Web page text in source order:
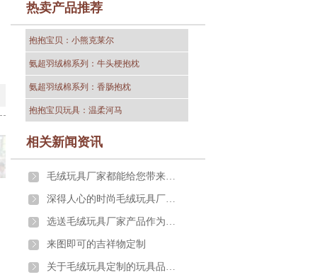
热卖产品推荐
抱抱宝贝：小熊克莱尔
氨超羽绒棉系列：牛头梗抱枕
氨超羽绒棉系列：香肠抱枕
抱抱宝贝玩具：温柔河马
相关新闻资讯
毛绒玩具厂家都能给您带来什么
深得人心的时尚毛绒玩具厂家礼品
选送毛绒玩具厂家产品作为礼物的意义与价值
来图即可的吉祥物定制
关于毛绒玩具定制的玩具品质标准有哪些